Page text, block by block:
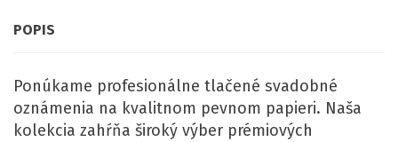
POPIS
Ponúkame profesionálne tlačené svadobné
oznámenia na kvalitnom pevnom papieri. Naša
kolekcia zahŕňa široký výber prémiových